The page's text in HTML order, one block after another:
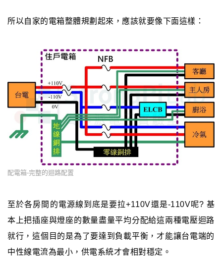
所以自家的電箱整體規劃起來，應該就要像下面這樣：
配電箱-完整的迴路配置
至於各房間的電源線到底是要拉+110V還是-110V呢? 基
本上把插座與燈座的數量盡量平均分配給這兩種電壓迴路
就行，這個目的是為了要達到負載平衡，才能讓台電端的
中性線電流為最小，供電系統才會相對穩定。